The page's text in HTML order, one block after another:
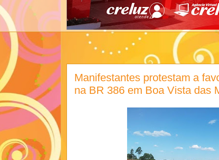
Manifestantes protestam a
na BR 386 em Boa Vista das